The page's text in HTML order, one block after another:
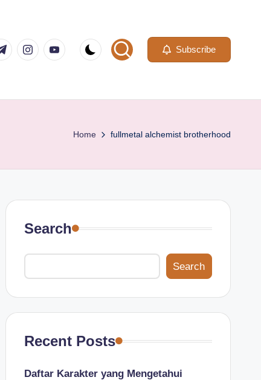
instagram.com
youtube.com Subscribe
Home fullmetal alchemist brotherhood
Search
Search
Recent Posts
Daftar Karakter yang Mengetahui